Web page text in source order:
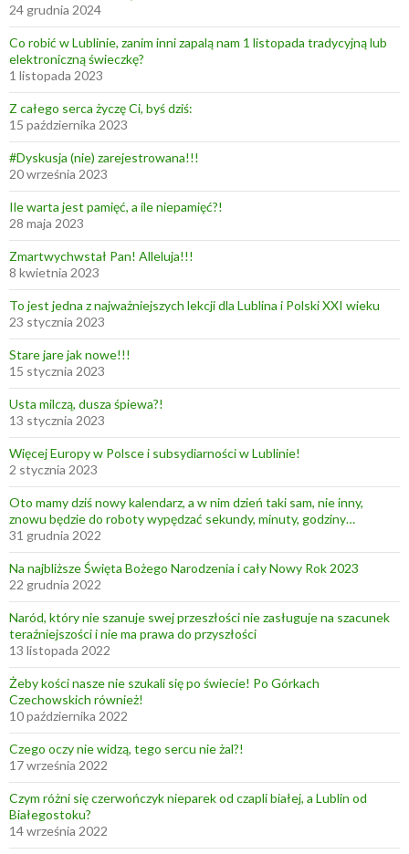
24 grudnia 2024
Co robić w Lublinie, zanim inni zapalą nam 1 listopada tradycyjną lub
elektroniczną świeczkę?
1 listopada 2023
Z całego serca życzę Ci, byś dziś:
15 października 2023
#Dyskusja (nie) zarejestrowana!!!
20 września 2023
Ile warta jest pamięć, a ile niepamięć?!
28 maja 2023
Zmartwychwstał Pan! Alleluja!!!
8 kwietnia 2023
To jest jedna z najważniejszych lekcji dla Lublina i Polski XXI wieku
23 stycznia 2023
Stare jare jak nowe!!!
15 stycznia 2023
Usta milczą, dusza śpiewa?!
13 stycznia 2023
Więcej Europy w Polsce i subsydiarności w Lublinie!
2 stycznia 2023
Oto mamy dziś nowy kalendarz, a w nim dzień taki sam, nie inny,
znowu będzie do roboty wypędzać sekundy, minuty, godziny…
31 grudnia 2022
Na najbliższe Święta Bożego Narodzenia i cały Nowy Rok 2023
22 grudnia 2022
Naród, który nie szanuje swej przeszłości nie zasługuje na szacunek
teraźniejszości i nie ma prawa do przyszłości
13 listopada 2022
Żeby kości nasze nie szukali się po świecie! Po Górkach
Czechowskich również!
10 października 2022
Czego oczy nie widzą, tego sercu nie żal?!
17 września 2022
Czym różni się czerwończyk nieparek od czapli białej, a Lublin od
Białegostoku?
14 września 2022